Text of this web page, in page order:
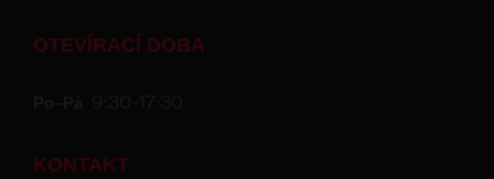
OTEVÍRACÍ DOBA
KONTAKT